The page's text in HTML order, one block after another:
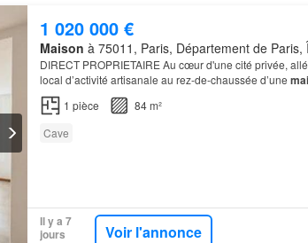
1 020 000 €
Maison à 75011, Paris, Département de Paris,
DIRECT PROPRIETAIRE Au cœur d'une cité privée,
local d’activité artisanale au rez-de-chaussée d’une
1 pièce
84 m²
Cave
Il y a 7
jours
Voir l'annonce